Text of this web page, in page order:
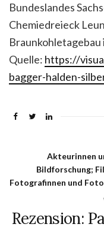
Bundeslandes
Chemiedreieck
Quelle: https://
bagger-halden-
Akteurinnen
Bildforschung;
Fotografinnen und
,
Rezension: